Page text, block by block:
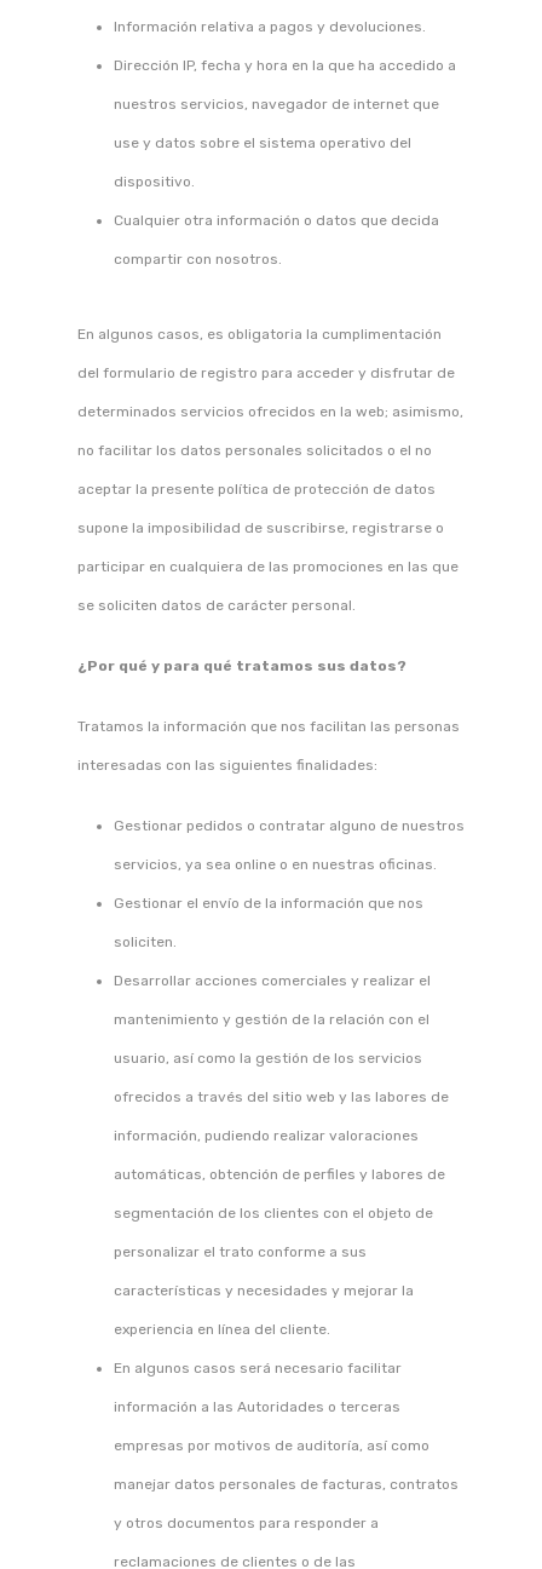
Información relativa a pagos y devoluciones.
Dirección IP, fecha y hora en la que ha accedido a
nuestros servicios, navegador de internet que
use y datos sobre el sistema operativo del
dispositivo.
Cualquier otra información o datos que decida
compartir con nosotros.
En algunos casos, es obligatoria la cumplimentación
del formulario de registro para acceder y disfrutar de
determinados servicios ofrecidos en la web; asimismo,
no facilitar los datos personales solicitados o el no
aceptar la presente política de protección de datos
supone la imposibilidad de suscribirse, registrarse o
participar en cualquiera de las promociones en las que
se soliciten datos de carácter personal.
¿Por qué y para qué tratamos sus datos?
Tratamos la información que nos facilitan las personas
interesadas con las siguientes finalidades:
Gestionar pedidos o contratar alguno de nuestros
servicios, ya sea online o en nuestras oficinas.
Gestionar el envío de la información que nos
soliciten.
Desarrollar acciones comerciales y realizar el
mantenimiento y gestión de la relación con el
usuario, así como la gestión de los servicios
ofrecidos a través del sitio web y las labores de
información, pudiendo realizar valoraciones
automáticas, obtención de perfiles y labores de
segmentación de los clientes con el objeto de
personalizar el trato conforme a sus
características y necesidades y mejorar la
experiencia en línea del cliente.
En algunos casos será necesario facilitar
información a las Autoridades o terceras
empresas por motivos de auditoría, así como
manejar datos personales de facturas, contratos
y otros documentos para responder a
reclamaciones de clientes o de las